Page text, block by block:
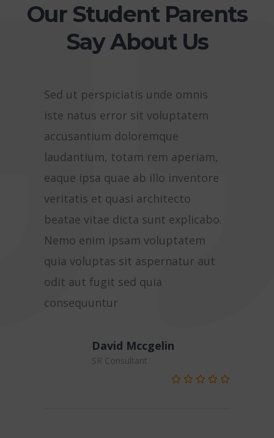
Our Student Parents
Say About Us
Sed ut perspiciatis unde omnis
iste natus error sit voluptatem
accusantium doloremque
laudantium, totam rem aperiam,
eaque ipsa quae ab illo inventore
veritatis et quasi architecto
beatae vitae dicta sunt explicabo.
Nemo enim ipsam voluptatem
quia voluptas sit aspernatur aut
odit aut fugit sed quia
consequuntur
David Mccgelin
SR Consultant